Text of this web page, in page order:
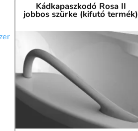
Kádkapaszkodó Rosa II
jobbos szürke (kifutó termék)